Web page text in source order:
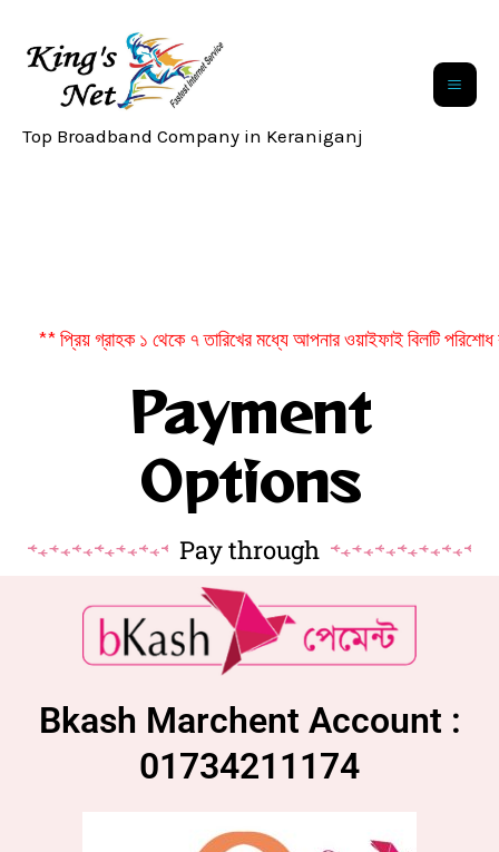
content
Top Broadband Company in Keraniganj
** প্রিয় গ্রাহক ১ থেকে ৭ তারিখের মধ্যে আপনার ওয়াইফাই বিলটি
Payment
Options
Pay through
Bkash Marchent Account :
01734211174